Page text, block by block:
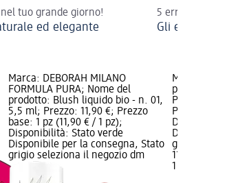
tuo grande giorno!
ed elegante
5 errori e 5
Gli errori
Marca: DEBORAH MILANO
FORMULA PURA; Nome del
prodotto: Blush liquido bio - n. 01,
5,5 ml; Prezzo: 11,90 €; Prezzo
base: 1 pz (11,90 € / 1 pz);
Disponibilità: Stato verde
Disponibile per la consegna, Stato
grigio seleziona il negozio dm
Marca:
prodotto:
Pure - n.
Prezzo
Disponibile
grigio
11,90 €
1 pz (11,90